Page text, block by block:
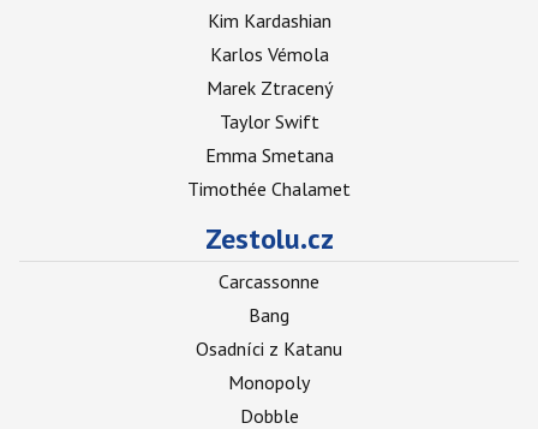
Kim Kardashian
Karlos Vémola
Marek Ztracený
Taylor Swift
Emma Smetana
Timothée Chalamet
Zestolu.cz
Carcassonne
Bang
Osadníci z Katanu
Monopoly
Dobble